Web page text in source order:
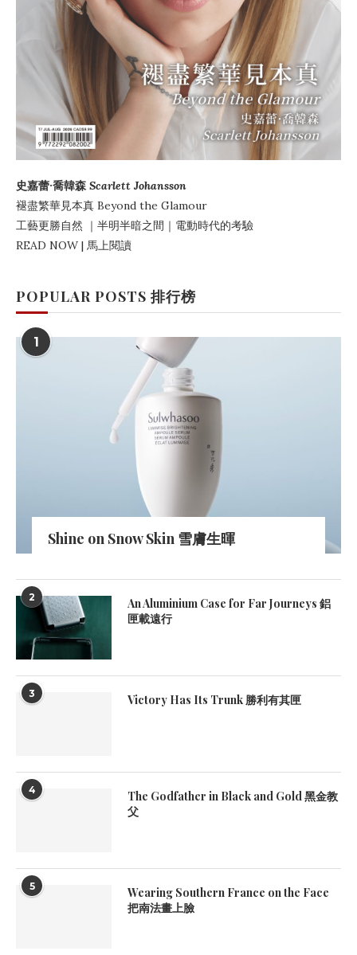
史嘉蕾·喬韓森 Scarlett Johansson
褪盡繁華見本真 Beyond the Glamour
工藝更勝自然 ｜ 半明半暗之間 ｜電動時代的考驗
READ NOW | 馬上閱讀
POPULAR POSTS 排行榜
1
Shine on Snow Skin 雪膚生暉
2
An Aluminium Case for Far Journeys 鋁
匣載遠行
3 Victory Has Its Trunk 勝利有其匣
4
The Godfather in Black and Gold 黑金教
父
5
Wearing Southern France on the Face
把南法畫上臉